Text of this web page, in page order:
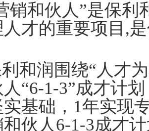
销和伙人”是保利
才的重要项目 ,
和润围绕“人才
“6-1-3”成才计
实基础，1年实现
伙人6-1-3成才